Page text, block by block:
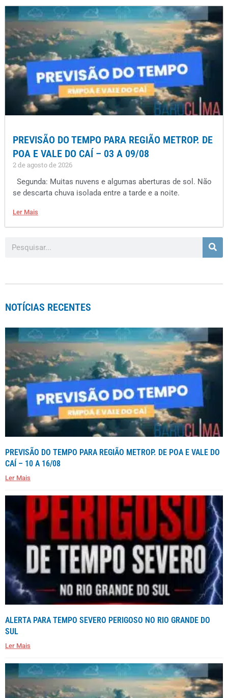
PREVISÃO DO TEMPO PARA REGIÃO METROP. DE
POA E VALE DO CAÍ – 03 A 09/08
2 de agosto de 2026
Segunda: Muitas nuvens e algumas aberturas de sol. Não
se descarta chuva isolada entre a tarde e a noite.
Ler Mais
NOTÍCIAS RECENTES
PREVISÃO DO TEMPO PARA REGIÃO METROP. DE POA E VALE DO
CAÍ – 10 A 16/08
Ler Mais
ALERTA PARA TEMPO SEVERO PERIGOSO NO RIO GRANDE DO
SUL
Ler Mais